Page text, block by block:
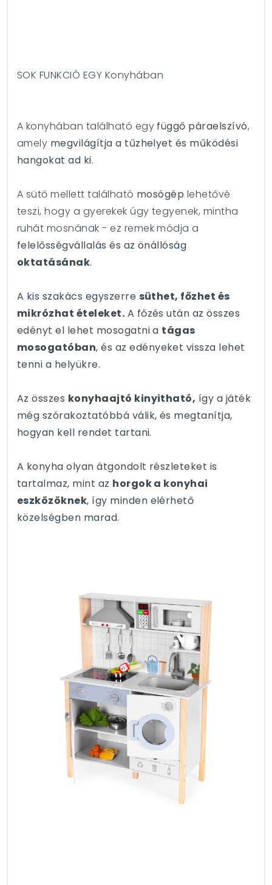
SOK FUNKCIÓ EGY Konyhában
A konyhában található egy függő páraelszívó,
amely megvilágítja a tűzhelyet és működési
hangokat ad ki.
A sütő mellett található mosógép lehetővé
teszi, hogy a gyerekek úgy tegyenek, mintha
ruhát mosnának - ez remek módja a
felelősségvállalás és az önállóság
oktatásának.
A kis szakács egyszerre süthet, főzhet és
mikrózhat ételeket. A főzés után az összes
edényt el lehet mosogatni a tágas
mosogatóban, és az edényeket vissza lehet
tenni a helyükre.
Az összes konyhaajtó kinyitható, így a játék
még szórakoztatóbbá válik, és megtanítja,
hogyan kell rendet tartani.
A konyha olyan átgondolt részleteket is
tartalmaz, mint az horgok a konyhai
eszközöknek, így minden elérhető
közelségben marad.